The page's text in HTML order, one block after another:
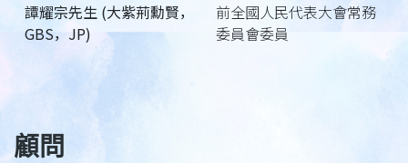
譚耀宗先生 (大紫荊勳賢，
GBS，JP)
前全國人民代表大會常務
委員會委員
顧問